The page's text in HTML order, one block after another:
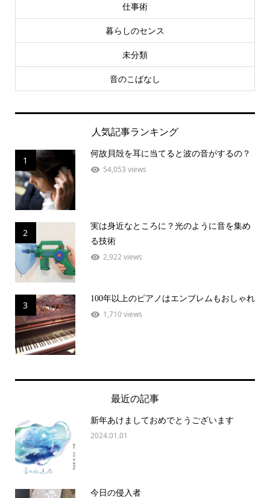
仕事術
暮らしのセンス
未分類
音のこばなし
人気記事ランキング
1
何故貝殻を耳に当てると波の音がするの？
54,053 views
2
実は身近なところに？光のように音を集め
る技術
2,922 views
3
100年以上のピアノはエンブレムもおしゃれ
1,710 views
最近の記事
新年あけましておめでとうございます
2024.01.01
今日の侵入者